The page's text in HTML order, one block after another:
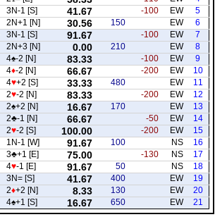
5
EW
-100
41.67
3N-1 [S]
6
EW
150
30.56
2N+1 [N]
7
EW
-100
91.67
3N-1 [S]
8
EW
210
0.00
2N+3 [N]
9
EW
-100
83.33
4♠-2 [N]
10
EW
-200
66.67
4♦-2 [N]
11
EW
480
33.33
4♥+2 [S]
12
EW
-200
83.33
2♥-2 [N]
13
EW
170
16.67
2♠+2 [N]
14
EW
-50
66.67
2♣-1 [N]
15
EW
-200
100.00
2♥-2 [S]
16
NS
100
91.67
1N-1 [W]
17
NS
-130
75.00
3♣+1 [E]
18
NS
50
91.67
4♥-1 [E]
19
EW
400
41.67
3N= [S]
20
EW
130
8.33
2♦+2 [N]
21
EW
650
16.67
4♠+1 [S]